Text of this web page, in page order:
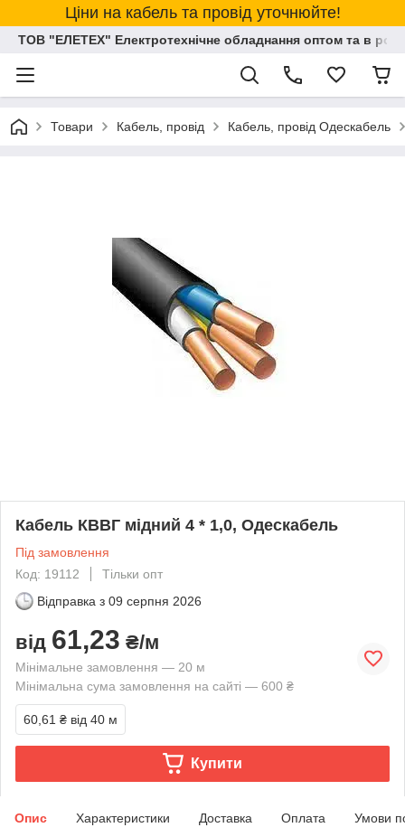
Ціни на кабель та провід уточнюйте!
ТОВ "ЕЛЕТЕХ" Електротехнічне обладнання оптом та в
Товари Кабель, провід Кабель, провід Одескабель
Кабель КВВГ мідний 4 * 1,0, Одескабель
Під замовлення
Код: 19112
Тільки опт
Відправка з 09 серпня 2026
від 61,23 ₴/м
Мінімальне замовлення — 20 м
Мінімальна сума замовлення на сайті — 600 ₴
60,61 ₴ від 40 м
Купити
Опис Характеристики Доставка Оплата Умови